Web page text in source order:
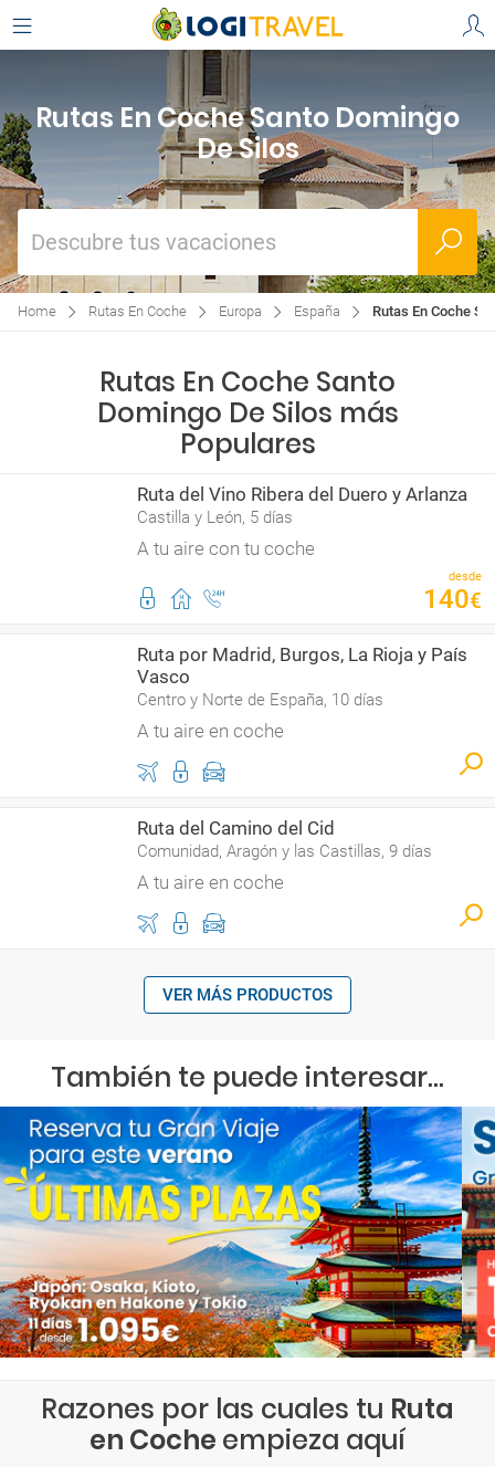
Rutas En Coche Santo Domingo
De Silos
Descubre tus vacaciones
Home Rutas En Coche Europa España Rutas En Coche
Rutas En Coche Santo
Domingo De Silos más
Populares
Ruta del Vino Ribera del Duero y Arlanza
Castilla y León, 5 días
A tu aire con tu coche
desde
140€
Ruta por Madrid, Burgos, La Rioja y País
Vasco
Centro y Norte de España, 10 días
A tu aire en coche
Ruta del Camino del Cid
Comunidad, Aragón y las Castillas, 9 días
A tu aire en coche
VER MÁS PRODUCTOS
También te puede interesar...
Razones por las cuales tu Ruta
en Coche empieza aquí